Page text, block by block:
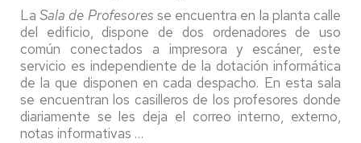
LaSala de Profesores se encuentra en la planta calle
del edificio, dispone de dos ordenadores de uso
común conectados a impresora y escáner, este
servicio es independiente de la dotación informática
de la que disponen en cada despacho. En esta sala
se encuentran los casilleros de los profesores donde
diariamente se les deja el correo interno, externo,
notas informativas …